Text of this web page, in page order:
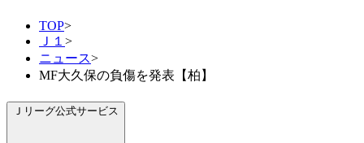
TOP>
Ｊ１ >
ニュース>
MF大久保の負傷を発表【柏】
Ｊリーグ公式サービス